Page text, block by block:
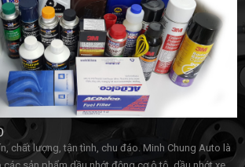
chất lượng, tận tình, chu đáo. Minh Chung Auto là